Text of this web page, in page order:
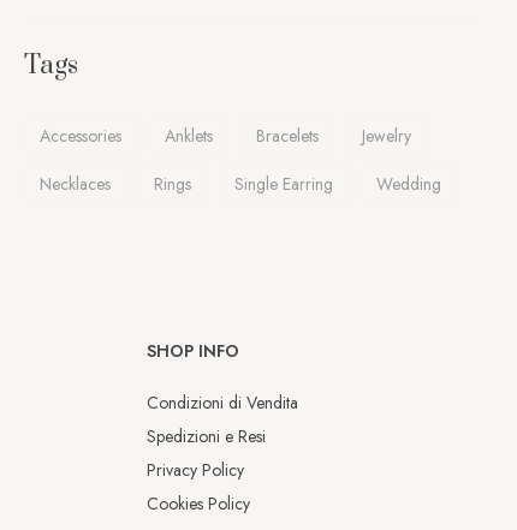
Tags
Accessories Anklets Bracelets
Jewelry
Necklaces
Rings Single Earring Wedding
SHOP INFO
Condizioni di Vendita
Spedizioni e Resi
Privacy Policy
Cookies Policy